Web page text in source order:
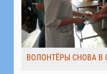
ВОЛОНТЁРЫ СНОВА В